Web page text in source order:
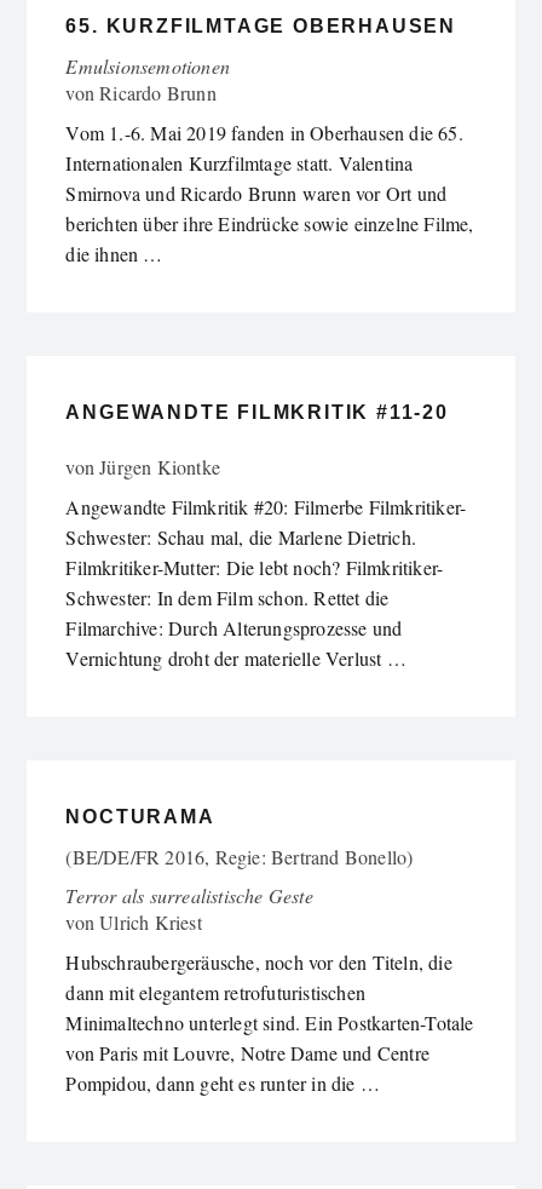
65. KURZFILMTAGE OBERHAUSEN
Emulsionsemotionen
vonRicardo Brunn
Vom 1.-6. Mai 2019 fanden in Oberhausen die 65.
Internationalen Kurzfilmtage statt. Valentina
Smirnova und Ricardo Brunn waren vor Ort und
berichten über ihre Eindrücke sowie einzelne Filme,
die ihnen …
ANGEWANDTE FILMKRITIK #11-20
vonJürgen Kiontke
Angewandte Filmkritik #20: Filmerbe Filmkritiker-
Schwester: Schau mal, die Marlene Dietrich.
Filmkritiker-Mutter: Die lebt noch? Filmkritiker-
Schwester: In dem Film schon. Rettet die
Filmarchive: Durch Alterungsprozesse und
Vernichtung droht der materielle Verlust …
NOCTURAMA
(BE/DE/FR 2016, Regie: Bertrand Bonello)
Terror als surrealistische Geste
vonUlrich Kriest
Hubschraubergeräusche, noch vor den Titeln, die
dann mit elegantem retrofuturistischen
Minimaltechno unterlegt sind. Ein Postkarten-Totale
von Paris mit Louvre, Notre Dame und Centre
Pompidou, dann geht es runter in die …